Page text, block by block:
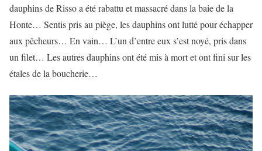
dauphins de Risso a été rabattu et massacré dans la baie de la
Honte… Sentis pris au piège, les dauphins ont lutté pour échapper
aux pêcheurs… En vain… L’un d’entre eux s’est noyé, pris dans
un filet… Les autres dauphins ont été mis à mort et ont fini sur les
étales de la boucherie…